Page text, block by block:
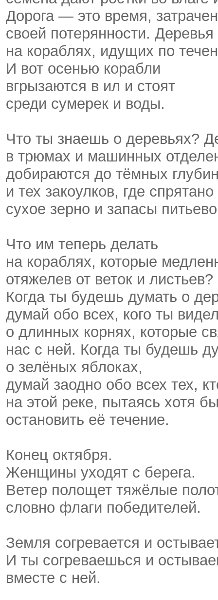
Дорога — это время,
своей потерянности.
на кораблях, идущих по
И вот осенью корабли
вгрызаются в ил и стоят
среди сумерек и воды.
Что ты знаешь о деревьях?
в трюмах и машинных
добираются до тёмных
и тех закоулков, где спрятано
сухое зерно и запасы
Что им теперь делать
на кораблях, которые
отяжелев от веток и листьев?
Когда ты будешь думать о
думай обо всех, кого ты
о длинных корнях, которые
нас с ней. Когда ты будешь
о зелёных яблоках,
думай заодно обо всех тех,
на этой реке, пытаясь хотя
остановить её течение.
Конец октября.
Женщины уходят с берега.
Ветер полощет тяжёлые
словно флаги победителей.
Земля согревается и
И ты согреваешься и
вместе с ней.